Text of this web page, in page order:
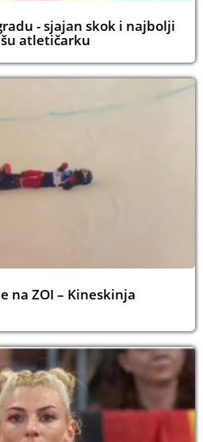
- sjajan skok i najbolji
atletičarku
na ZOI – Kineskinja